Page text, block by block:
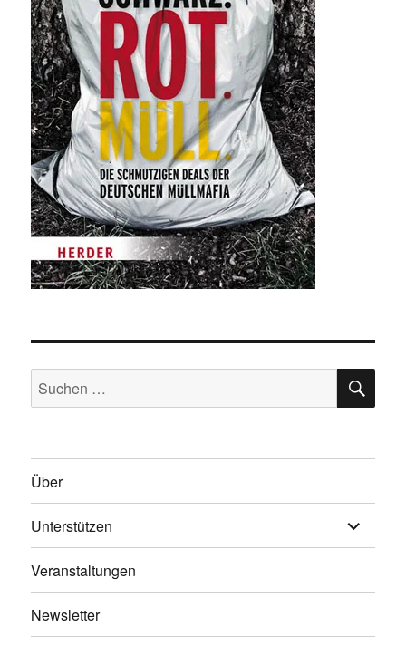
Suche
nach:
Über
Unterstützen
anzeigen
Veranstaltungen
Newsletter